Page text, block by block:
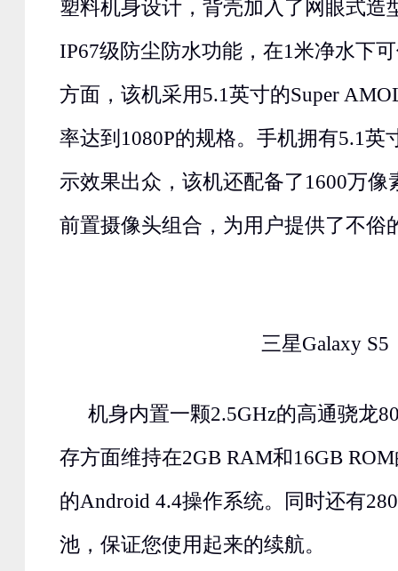
塑料机身设计，背壳加入了网眼式造
IP67级防尘防水功能，在1米净水下
方面，该机采用5.1英寸的Super
率达到1080P的规格。手机拥有5.1英
示效果出众，该机还配备了1600万像
前置摄像头组合，为用户提供了不俗
三星Galaxy S5
机身内置一颗2.5GHz的高通骁龙
存方面维持在2GB RAM和16GB
的Android 4.4操作系统。同时还有
池，保证您使用起来的续航。